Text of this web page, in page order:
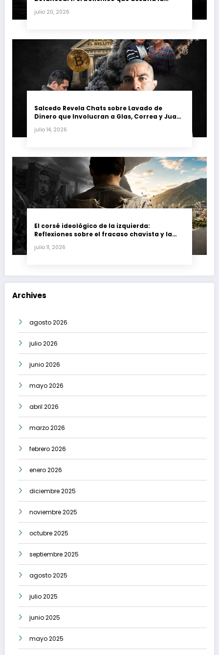
petrolera venezolana
julio 20, 2026
Salcedo Revela Chats sobre Lavado de
Dinero que Involucran a Glas, Correa y Juan
julio 14, 2026
El corsé ideológico de la izquierda:
Reflexiones sobre el fracaso chavista y la
julio 11, 2026
Archives
agosto 2026
julio 2026
junio 2026
mayo 2026
abril 2026
marzo 2026
febrero 2026
enero 2026
diciembre 2025
noviembre 2025
octubre 2025
septiembre 2025
agosto 2025
julio 2025
junio 2025
mayo 2025